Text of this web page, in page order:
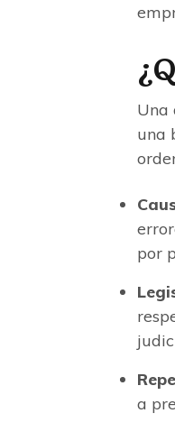
Una
una
por
a